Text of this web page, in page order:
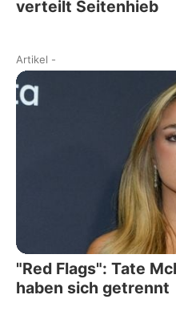
verteilt Seitenhieb
Artikel -
"Red Flags": Tate
haben sich getrennt